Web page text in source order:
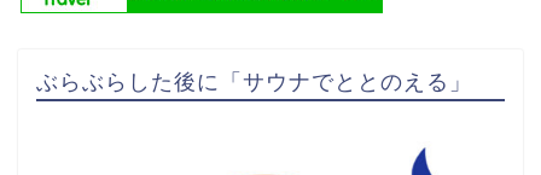
ぶらぶらした後に「サウナでととのえる」